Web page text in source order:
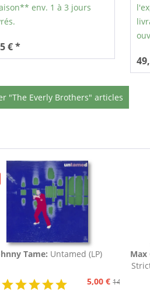
env. 1 à 3 jours
€ *
"The Everly Brothers" articles
Tame: Untamed (LP)
5,00 € 14,95 €
Max